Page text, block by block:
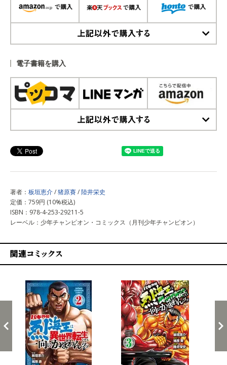
電子書籍を購入
著者： 板垣恵介/猪原賽 /陸井栄史
定価：759円 (10%税込)
ISBN：978-4-253-29211-5
レーベル：少年チャンピオン・コミックス（月刊少年チャンピオン）